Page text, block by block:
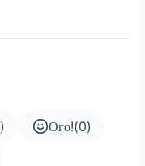
) Ого!(0)